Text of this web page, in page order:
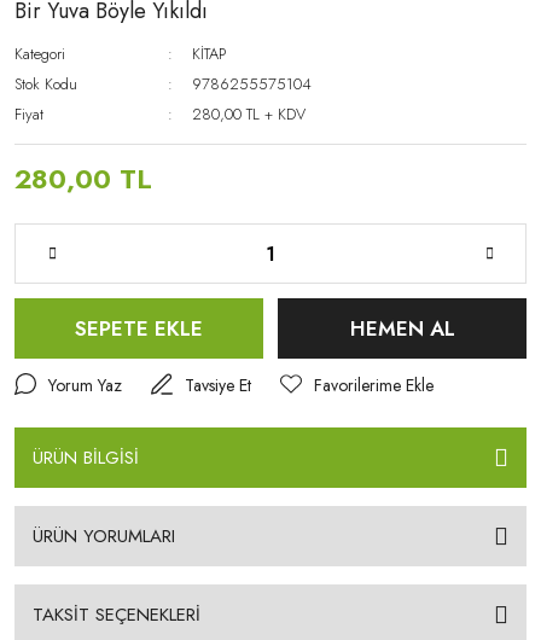
Bir Yuva Böyle Yıkıldı
Kategori
KİTAP
Stok Kodu
9786255575104
Fiyat
280,00 TL + KDV
280,00 TL
SEPETE EKLE HEMEN AL
Yorum Yaz Tavsiye Et
ÜRÜN BİLGİSİ
ÜRÜN YORUMLARI
TAKSİT SEÇENEKLERİ